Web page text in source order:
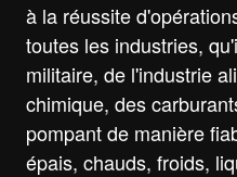
à la réussite
toutes les industries,
militaire, de l'industrie
chimique, des
pompant de manière
épais, chauds, froids,